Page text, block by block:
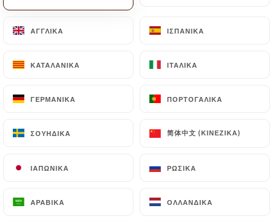
ΑΓΓΛΙΚΆ ΙΣΠΑΝΙΚΆ
ΚΑΤΑΛΑΝΙΚΆ ΙΤΑΛΙΚΆ
ΓΕΡΜΑΝΙΚΆ ΠΟΡΤΟΓΑΛΙΚΆ
ΣΟΥΗΔΙΚΆ 简体中文 (ΚΙΝΈΖΙΚΑ)
ΙΑΠΩΝΙΚΆ ΡΩΣΙΚΆ
ΑΡΑΒΙΚΆ ΟΛΛΑΝΔΙΚΆ
ΑΓΓΛΙΚΆ ΙΣΠΑΝΙΚΆ
ΚΑΤΑΛΑΝΙΚΆ ΙΤΑΛΙΚΆ
ΓΕΡΜΑΝΙΚΆ ΠΟΡΤΟΓΑΛΙΚΆ
ΣΟΥΗΔΙΚΆ 简体中文 (ΚΙΝΈΖΙΚΑ)
ΙΑΠΩΝΙΚΆ ΡΩΣΙΚΆ
ΑΡΑΒΙΚΆ ΟΛΛΑΝΔΙΚΆ